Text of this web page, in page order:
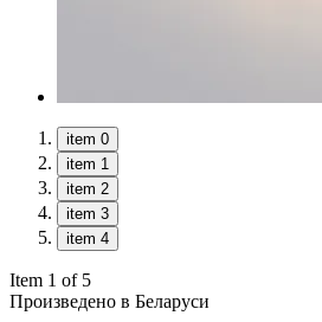
item 0
item 1
item 2
item 3
item 4
Item 1 of 5
Произведено в Беларуси